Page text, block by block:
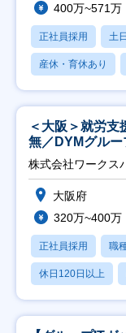
400万~571万
正社員採用 土
産休・育休あり
＜大阪＞就労支
無／DYMグル
日祝】
株式会社ワークス
大阪府
320万~400万
正社員採用 職
休日120日以上